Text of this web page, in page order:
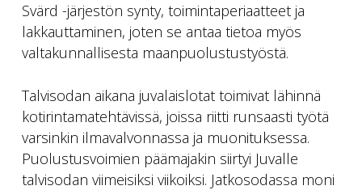
Svärd -järjestön synty, toimintaperiaatteet ja
lakkauttaminen, joten se antaa tietoa myös
valtakunnallisesta maanpuolustustyöstä.
Talvisodan aikana juvalaislotat toimivat lähinnä
kotirintamatehtävissä, joissa riitti runsaasti työtä
varsinkin ilmavalvonnassa ja muonituksessa.
Puolustusvoimien päämajakin siirtyi Juvalle
talvisodan viimeisiksi viikoiksi. Jatkosodassa moni